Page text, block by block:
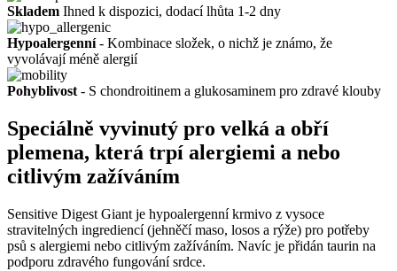
Skladem Ihned k dispozici, dodací lhůta 1-2 dny
Hypoalergenní- Kombinace složek, o nichž je známo, že
vyvolávají méně alergií
Pohyblivost - S chondroitinem a glukosaminem pro zdravé klouby
Speciálně vyvinutý pro velká a obří
plemena, která trpí alergiemi a nebo
citlivým zažíváním
Sensitive Digest Giant je hypoalergenní krmivo z vysoce
stravitelných ingrediencí (jehněčí maso, losos a rýže) pro potřeby
psů s alergiemi nebo citlivým zažíváním. Navíc je přidán taurin na
podporu zdravého fungování srdce.